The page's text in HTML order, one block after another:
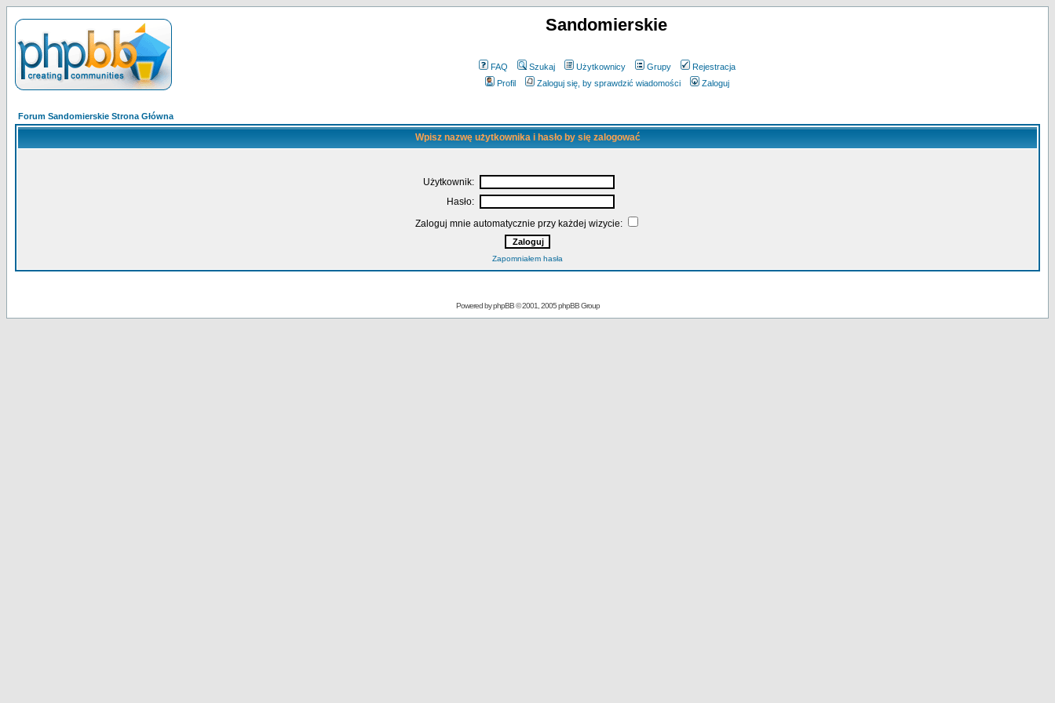
Sandomierskie
FAQ Szukaj Użytkownicy Grupy
Rejestracja
Profil
Zaloguj się, by sprawdzić wiadomości Zaloguj
Forum Sandomierskie Strona Główna
Wpisz nazwę użytkownika i hasło by się zalogować
Użytkownik:
Hasło:
Zaloguj mnie automatycznie przy każdej wizycie:
Zapomniałem hasła
Powered byphpBB© 2001, 2005 phpBB Group